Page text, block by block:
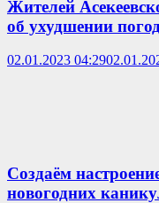
Жителей
об ухудшении
02.01.2023 04:29
Создаём
новогодних